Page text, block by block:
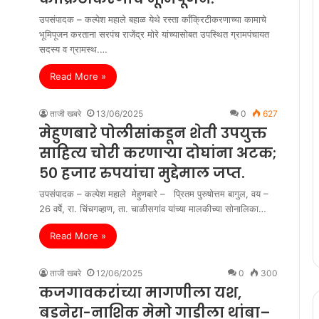
उर्स महोत्सवास आमदार अमोलदादा पाटील यांची सदिच्छा भेट: सर्वधर्मसमभावाचा दिला
बिजली शाह बाबा व हजरत मेहरबान शाह यांच्या उर्स निमित्त भव्य कव्वाली महोत्सवाचे
हजरत सादिक शहा बाबा यांच्या उर्से निमित कासोदा पोलिसांचे नागरिकांना आवाहन…!
जिल्हा परिषद उर्दू शाळा यशवंत नगर येथे विद्यार्थ्यांना वह्या, व साहित्याचे उत्साहात वाटप
सावधान.! प्लास्टिकमध्ये ‘चहा’ दिल्यास परवाना होणार रद्द; एफडीए आयुक्त तुकाराम मुंढेंचा
भडगाव शहरातील ग्रामीण रुग्णालयात राष्ट्रीय पल्स पोलिओ लसीकरण मोहिमेचा शुभारंभ…!
पोलीस स्टेशनच्या आवारात वृक्षारोपण कासोदा पोलिसांकडून पर्यावरण संवर्धनाचा संदेश…!
येथे जिल्हा परिषद उर्दू शाळेत नवीन केंद्रप्रमुखांचा शाळा व्यवस्था समितीकडून उत्साहात
जळगाव जिल्हा पोलिसांचे नागरिकांना महत्त्वाचे आवाहन…!
भडगाव येथे मोहरम सणानिमित्त शांतता समितीची बैठक संपन्न…!
उपसंपादक – कल्पेश महाले बहाळ येथे रस्ता काँक्रिटीकरणाच्या कामाचे
भूमिपूजन करताना सरपंच राजेंद्र मोरे यांच्यासोबत उपस्थित ग्रामपंचायत
सदस्य व ग्रामस्थ.…
Read More »
ताजी खबरे 13/06/2025 0 627
मेहुणबारे पोलीसांकडून शेती उपयुक्त
साहित्य चोरी करणाऱ्या दोघांना अटक;
५० हजार रुपयांचा मुद्देमाल जप्त.
उपसंपादक – कल्पेश महाले मेहुणबारे – प्रितम पुरुषोत्तम बागुल, वय –
26 वर्षे, रा. चिंचगव्हाण, ता. चाळीसगांव यांच्या मालकीच्या सोनालिका…
Read More »
ताजी खबरे 12/06/2025 0 300
कजगावकरांच्या मागणीला यश,
बडनेरा-नाशिक मेमो गाडीला थांबा–